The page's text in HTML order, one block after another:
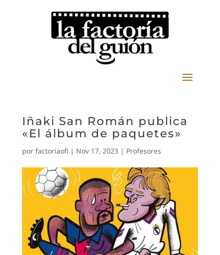
Iñaki San Román publica
«El álbum de paquetes»
por factoriaofi| Nov 17, 2023| Profesores